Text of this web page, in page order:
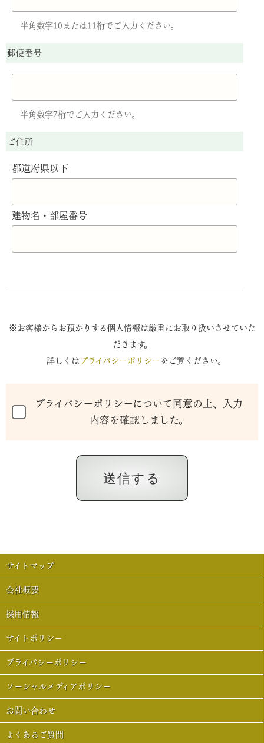
半角数字10または11桁でご入力ください。
郵便番号
半角数字7桁でご入力ください。
ご住所
都道府県以下
建物名・部屋番号
※お客様からお預かりする個人情報は厳重にお取り扱いさせていた
だきます。
詳しくは プライバシーポリシー を ご覧ください。
プライバシーポリシーについて同意の上、入力
内容を確認しました。
サイトマップ
会社概要
採用情報
サイトポリシー
プライバシーポリシー
ソーシャルメディアポリシー
お問い合わせ
よくあるご質問